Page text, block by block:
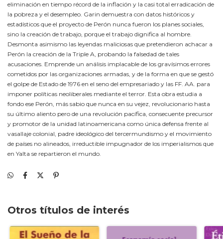
eliminación en tiempo récord de la inflación y la casi total erradicación de
la pobreza y el desempleo. Garin demuestra con datos históricos y
estadísticos que el proyecto de Perón nunca fueron los planes sociales,
sino la creación de trabajo, porque el trabajo dignifica al hombre.
Desmonta asimismo las leyendas maliciosas que pretendieron achacar a
Perón la creación de la Triple A, probando la falsedad de tales
acusaciones. Emprende un análisis implacable de los gravísimos errores
cometidos por las organizaciones armadas, y de la forma en que se gestó
el golpe de Estado de 1976 en el seno del empresariado y las FF. AA. para
imponer políticas neoliberales mediante el terror. Esta obra estudia a
fondo ese Perón, más sabio que nunca en su vejez, revolucionario hasta
su último aliento pero de una revolución pacífica, consecuente precursor
y promotor de la unidad latinoamericana como única defensa frente al
vasallaje colonial, padre ideológico del tercermundismo y el movimiento
de países no alineados, irreductible impugnador de los imperialismos que
en Yalta se repartieron el mundo.
Otros títulos de interés